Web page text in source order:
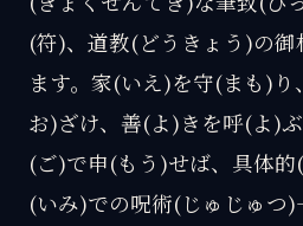
(符)、道教(どうきょう)の
ます。家(いえ)を守(まも)
お)ざけ、善(よ)きを呼(よ)
(ご)で申(もう)せば、具体
(いみ)での呪術(じゅじゅ